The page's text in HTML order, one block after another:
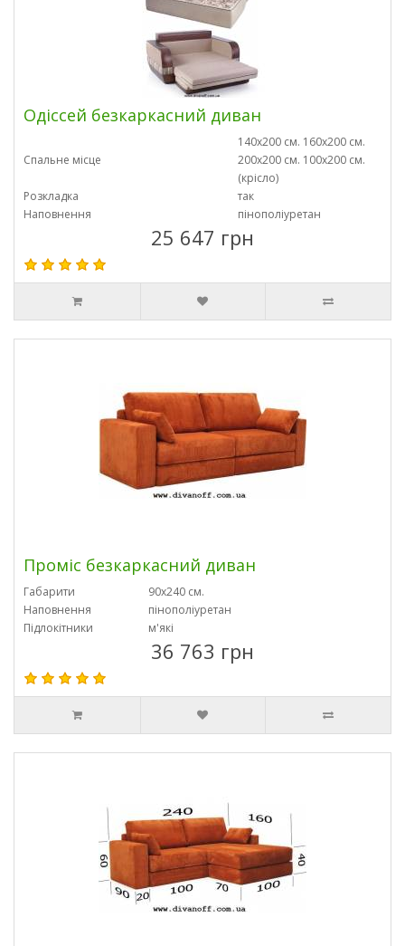
Одіссей безкаркасний диван
Спальне місце
140х200 см. 160х200 см.
200х200 см. 100х200 см.
(крісло)
Розкладка
так
Наповнення
пінополіуретан
25 647 грн
Проміс безкаркасний диван
Габарити
90х240 см.
Наповнення
пінополіуретан
Підлокітники
м'які
36 763 грн